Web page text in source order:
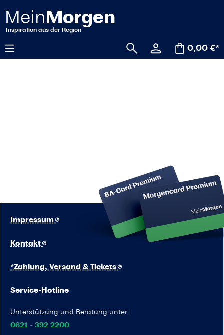
springen
0,00 €*
Service-Hotline
Unterstützung und Beratung unter:
0621 - 392 2200
Kontakt
Impressum
*Zahlung, Versand & Tickets